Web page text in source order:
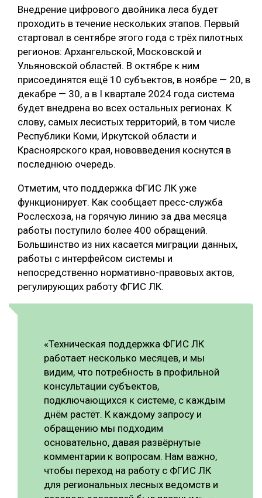
Внедрение цифрового двойника леса будет
проходить в течение нескольких этапов. Первый
стартовал в сентябре этого года с трёх пилотных
регионов: Архангельской, Московской и
Ульяновской областей. В октябре к ним
присоединятся ещё 10 субъектов, в ноябре — 20, в
декабре — 30, а в I квартале 2024 года система
будет внедрена во всех остальных регионах. К
слову, самых лесистых территорий, в том числе
Республики Коми, Иркутской области и
Красноярского края, нововведения коснутся в
последнюю очередь.
Отметим, что поддержка ФГИС ЛК уже
функционирует. Как сообщает пресс-служба
Рослесхоза, на горячую линию за два месяца
работы поступило более 400 обращений.
Большинство из них касается миграции данных,
работы с интерфейсом системы и
непосредственно нормативно-правовых актов,
регулирующих работу ФГИС ЛК.
«Техническая поддержка ФГИС ЛК
работает несколько месяцев, и мы
видим, что потребность в профильной
консультации субъектов,
подключающихся к системе, с каждым
днём растёт. К каждому запросу и
обращению мы подходим
основательно, давая развёрнутые
комментарии к вопросам. Нам важно,
чтобы переход на работу с ФГИС ЛК
для региональных лесных ведомств и